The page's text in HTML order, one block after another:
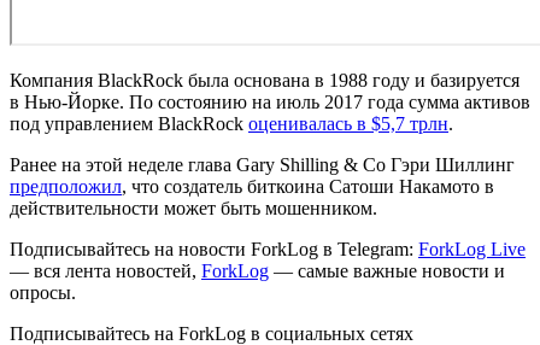
Компания BlackRock была основана в 1988 году и базируется
в Нью-Йорке. По состоянию на июль 2017 года сумма активов
под управлением BlackRock оценивалась в $5,7 трлн.
Ранее на этой неделе глава Gary Shilling & Co Гэри Шиллинг
предположил, что создатель биткоина Сатоши Накамото в
действительности может быть мошенником.
Подписывайтесь на новости ForkLog в Telegram: ForkLog Live
— вся лента новостей, ForkLog — самые важные новости и
опросы.
Подписывайтесь на ForkLog в социальных сетях